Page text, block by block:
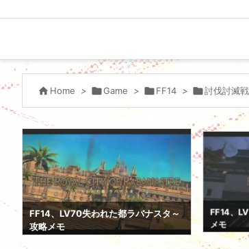
 Home > Game > FF14 > 討伐討滅
FF14、LV70失われた都ラバナスタ～
攻略メモ
FF14、
メモ